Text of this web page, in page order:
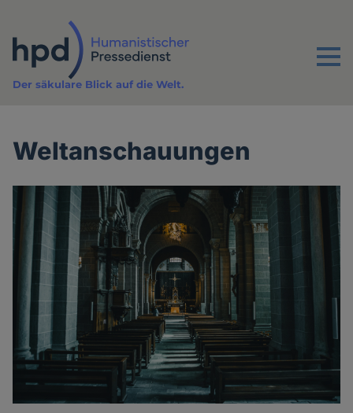
Inhalt
Menu
Der säkulare Blick auf die Welt.
Weltanschauungen